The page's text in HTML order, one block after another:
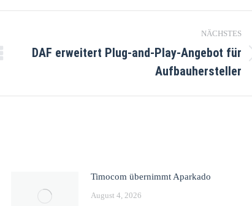
NÄCHSTES
DAF erweitert Plug-and-Play-Angebot für
Aufbauhersteller
Timocom übernimmt Aparkado
August 4, 2026